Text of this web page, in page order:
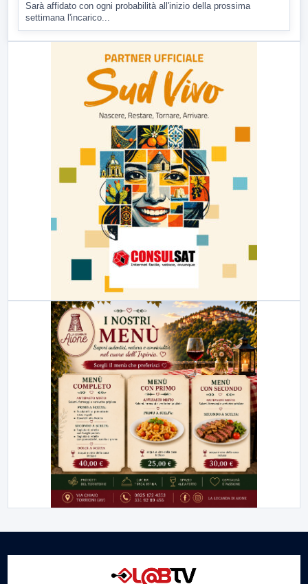
Sarà affidato con ogni probabilità all'inizio della prossima
settimana l'incarico...